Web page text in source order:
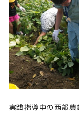
実践指導中の西部農